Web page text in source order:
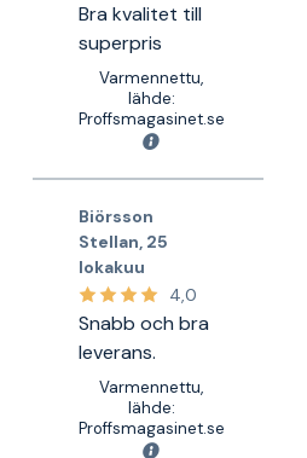
Bra kvalitet till
superpris
Varmennettu,
lähde:
Proffsmagasinet.se
Biörsson
Stellan, 25
lokakuu
4,0
Snabb och bra
leverans.
Varmennettu,
lähde:
Proffsmagasinet.se